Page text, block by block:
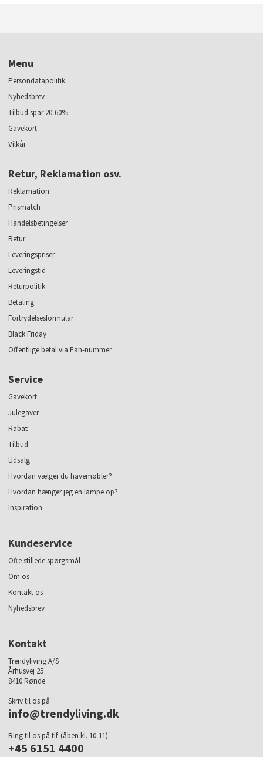
Menu
Persondatapolitik
Nyhedsbrev
Tilbud spar 20-60%
Gavekort
Vilkår
Retur, Reklamation osv.
Reklamation
Prismatch
Handelsbetingelser
Retur
Leveringspriser
Leveringstid
Returpolitik
Betaling
Fortrydelsesformular
Black Friday
Offentlige betal via Ean-nummer
Service
Gavekort
Julegaver
Rabat
Tilbud
Udsalg
Hvordan vælger du havemøbler?
Hvordan hænger jeg en lampe op?
Inspiration
Kundeservice
Ofte stillede spørgsmål
Om os
Kontakt os
Nyhedsbrev
Kontakt
Trendyliving A/S
Århusvej 25
8410 Rønde
Skriv til os på
info@trendyliving.dk
Ring til os på tlf. (åben kl. 10-11)
+45 6151 4400